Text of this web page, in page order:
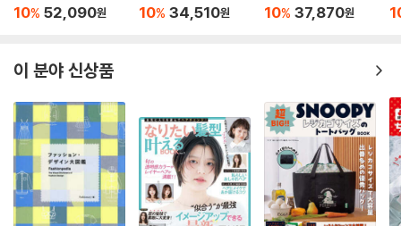
07 小さな活版印刷
10% 52,090원
ャ-ムBOOK shell pe
10% 34,510원
チケ-スBOOK
10% 37,870원
이 분야 신상품